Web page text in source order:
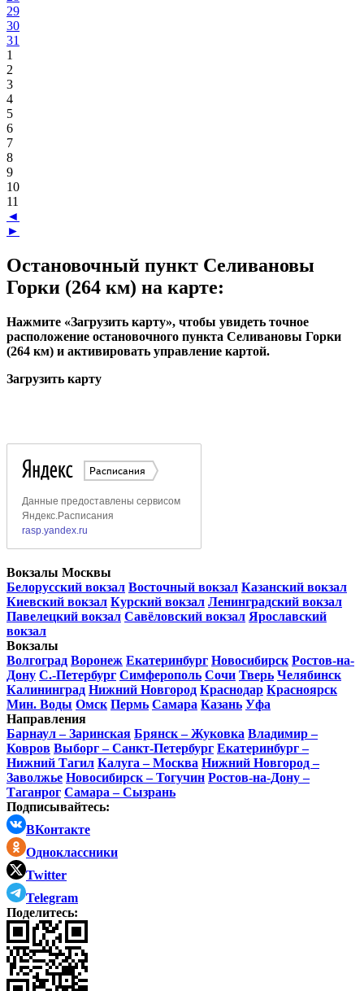
29
30
31
1
2
3
4
5
6
7
8
9
10
11
◄
►
Остановочный пункт Селивановы
Горки (264 км) на карте:
Нажмите «Загрузить карту», чтобы увидеть точное
расположение остановочного пункта Селивановы Горки
(264 км) и активировать управление картой.
Загрузить карту
Вокзалы Москвы
Белорусский вокзал Восточный вокзал Казанский вокзал
Киевский вокзал Курский вокзал Ленинградский вокзал
Павелецкий вокзал Савёловский вокзал Ярославский
вокзал
Вокзалы
Волгоград Воронеж Екатеринбург Новосибирск Ростов-на-
Дону С.-Петербург Симферополь Сочи Тверь Челябинск
Калининград Нижний Новгород Краснодар Красноярск
Мин. Воды Омск Пермь Самара Казань Уфа
Направления
Барнаул – Заринская Брянск – Жуковка Владимир –
Ковров Выборг – Санкт-Петербург Екатеринбург –
Нижний Тагил Калуга – Москва Нижний Новгород –
Заволжье Новосибирск – Тогучин Ростов-на-Дону –
Таганрог Самара – Сызрань
Подписывайтесь:
ВКонтакте
Одноклассники
Twitter
Telegram
Поделитесь: